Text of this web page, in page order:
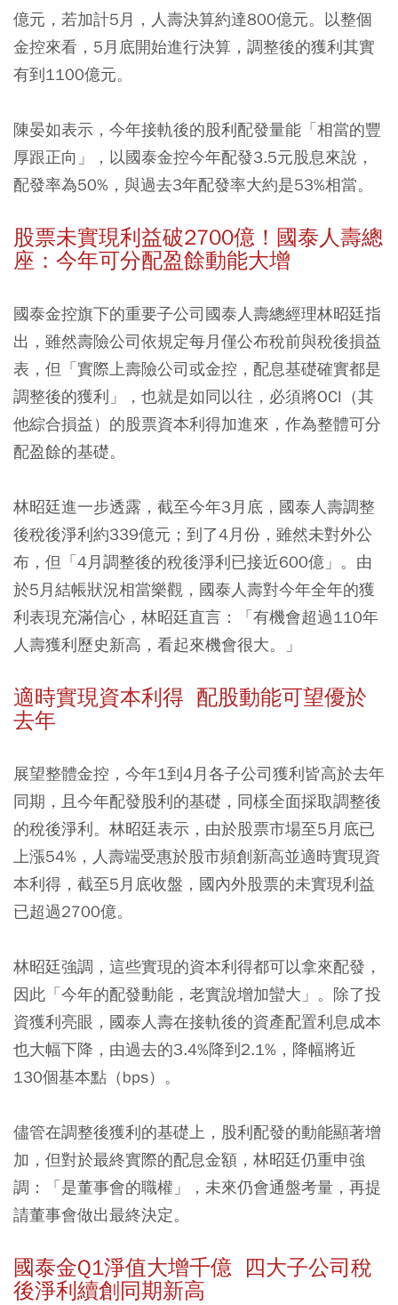
億元，若加計5月，人壽決算約達800億元。以整個
金控來看，5月底開始進行決算，調整後的獲利其實
有到1100億元。
陳晏如表示，今年接軌後的股利配發量能「相當的豐
厚跟正向」，以國泰金控今年配發3.5元股息來說，
配發率為50%，與過去3年配發率大約是53%相當。
股票未實現利益破2700億！國泰人壽總
座：今年可分配盈餘動能大增
國泰金控旗下的重要子公司國泰人壽總經理林昭廷指
出，雖然壽險公司依規定每月僅公布稅前與稅後損益
表，但「實際上壽險公司或金控，配息基礎確實都是
調整後的獲利」，也就是如同以往，必須將OCI（其
他綜合損益）的股票資本利得加進來，作為整體可分
配盈餘的基礎。
林昭廷進一步透露，截至今年3月底，國泰人壽調整
後稅後淨利約339億元；到了4月份，雖然未對外公
布，但「4月調整後的稅後淨利已接近600億」。由
於5月結帳狀況相當樂觀，國泰人壽對今年全年的獲
利表現充滿信心，林昭廷直言：「有機會超過110年
人壽獲利歷史新高，看起來機會很大。」
適時實現資本利得 配股動能可望優於
去年
展望整體金控，今年1到4月各子公司獲利皆高於去年
同期，且今年配發股利的基礎，同樣全面採取調整後
的稅後淨利。林昭廷表示，由於股票市場至5月底已
上漲54%，人壽端受惠於股市頻創新高並適時實現資
本利得，截至5月底收盤，國內外股票的未實現利益
已超過2700億。
林昭廷強調，這些實現的資本利得都可以拿來配發，
因此「今年的配發動能，老實說增加蠻大」。除了投
資獲利亮眼，國泰人壽在接軌後的資產配置利息成本
也大幅下降，由過去的3.4%降到2.1%，降幅將近
130個基本點（bps）。
儘管在調整後獲利的基礎上，股利配發的動能顯著增
加，但對於最終實際的配息金額，林昭廷仍重申強
調：「是董事會的職權」，未來仍會通盤考量，再提
請董事會做出最終決定。
國泰金Q1淨值大增千億 四大子公司稅
後淨利續創同期新高